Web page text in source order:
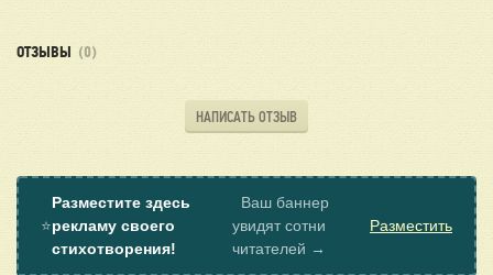
ОТЗЫВЫ (0)
НАПИСАТЬ ОТЗЫВ
⭐
Разместите здесь
рекламу своего
стихотворения!
Ваш баннер
увидят сотни
читателей →
Разместить